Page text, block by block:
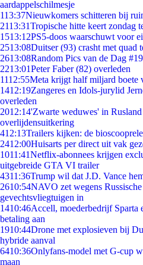
aardappelschilmesje
113:37Nieuwkomers schitteren bij
2113:31Tropische hitte keert zondag
1513:12PS5-doos waarschuwt voor
2513:08Duitser (93) crasht met quad
2613:08Random Pics van de Dag
2213:01Peter Faber (82) overleden
1112:55Meta krijgt half miljard boete
1412:19Zangeres en Idols-jurylid
overleden
2012:14'Zwarte weduwes' in
overlijdensuitkering
412:13Trailers kijken: de
2412:00Huisarts per direct uit vak
1011:41Netflix-abonnees krijgen
uitgebreide GTA VI trailer
4311:36Trump wil dat J.D. Vance
2610:54NAVO zet wegens
gevechtsvliegtuigen in
1410:46Accell, moederbedrijf Sparta
betaling aan
1910:44Drone met explosieven bij
hybride aanval
6410:36Onlyfans-model met G-cup
maan